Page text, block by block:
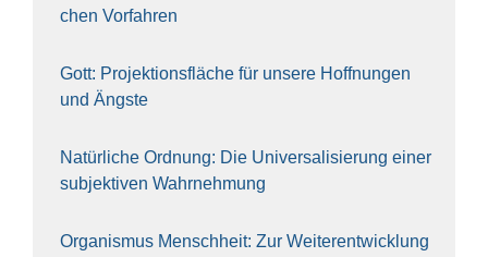
chen Vor­fah­ren
Gott: Pro­jek­ti­ons­flä­che für unse­re Hoff­nun­gen
und Ängs­te
Natür­li­che Ord­nung: Die Uni­ver­sa­li­sie­rung einer
sub­jek­ti­ven Wahr­neh­mung
Orga­nis­mus Mensch­heit: Zur Wei­ter­ent­wick­lung